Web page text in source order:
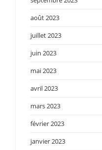
août 2023
juillet 2023
juin 2023
mai 2023
avril 2023
mars 2023
février 2023
janvier 2023